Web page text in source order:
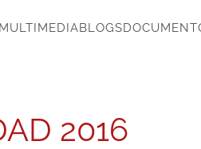
MULTIMEDIABLOGS
2016